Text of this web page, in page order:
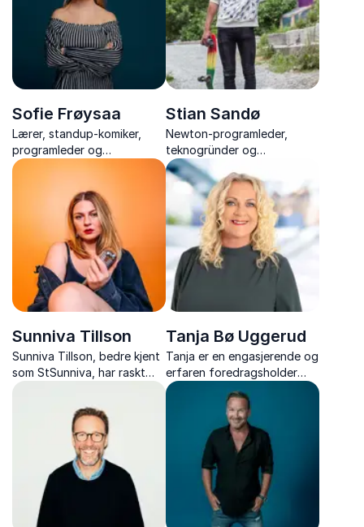
internasjonal erfaring i å
bygge gode arbeidsmi...
Sofie Frøysaa
Lærer, standup-komiker,
programleder og
foredragsholder som jobber
trygghet rundt det å snakke
om vanskelige ting.
Foredragene hennes har
inspirert mennesker over
hele lande...
Stian Sandø
Newton-programleder,
teknogründer og
Kjendisfarmen-deltaker som
brenner for å gjøre
naturvitenskap spennende.
Sunniva Tillson
Sunniva Tillson, bedre kjent
som StSunniva, har raskt
blitt en av de mest markante
stemmene i norsk
offentlighet. Med skarpt
språk, humor og et vågalt
syn på samfunnsdebatten,
utfordrer hun både publi...
Tanja Bø Uggerud
Tanja er en engasjerende og
erfaren foredragsholder
med en unik evne til å skape
energi og tilstedeværelse
på scenen. Med nesten 30
års ledererfaring og over
400 foredrag bak seg,
formidler hun med ek...